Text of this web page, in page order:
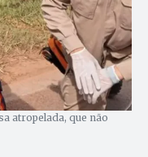
atropelada, que não